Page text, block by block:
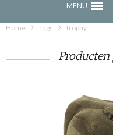
MENU
Home Tags trophy
Producten